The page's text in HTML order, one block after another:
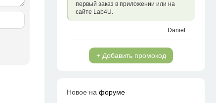
первый заказ в приложении или на
сайте Lab4U.
Daniel
+ Добавить промокод
Новое на форуме